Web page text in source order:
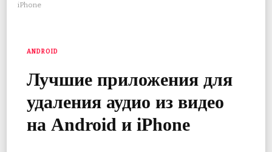
iPhone
ANDROID
Лучшие приложения для
удаления аудио из видео
на Android и iPhone